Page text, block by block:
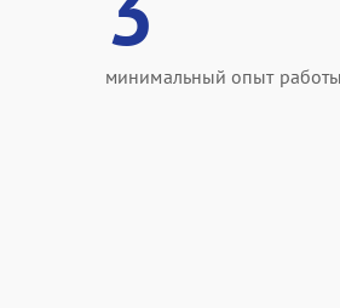
минимальный опыт